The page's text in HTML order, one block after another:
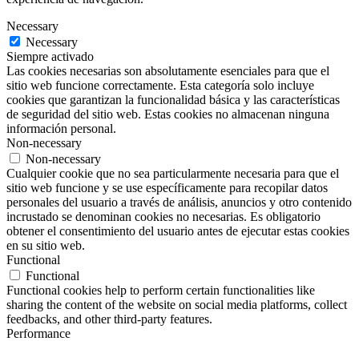
Necessary
Necessary
Siempre activado
Las cookies necesarias son absolutamente esenciales para que el
sitio web funcione correctamente. Esta categoría solo incluye
cookies que garantizan la funcionalidad básica y las características
de seguridad del sitio web. Estas cookies no almacenan ninguna
información personal.
Non-necessary
Non-necessary
Cualquier cookie que no sea particularmente necesaria para que el
sitio web funcione y se use específicamente para recopilar datos
personales del usuario a través de análisis, anuncios y otro contenido
incrustado se denominan cookies no necesarias. Es obligatorio
obtener el consentimiento del usuario antes de ejecutar estas cookies
en su sitio web.
Functional
Functional
Functional cookies help to perform certain functionalities like
sharing the content of the website on social media platforms, collect
feedbacks, and other third-party features.
Performance